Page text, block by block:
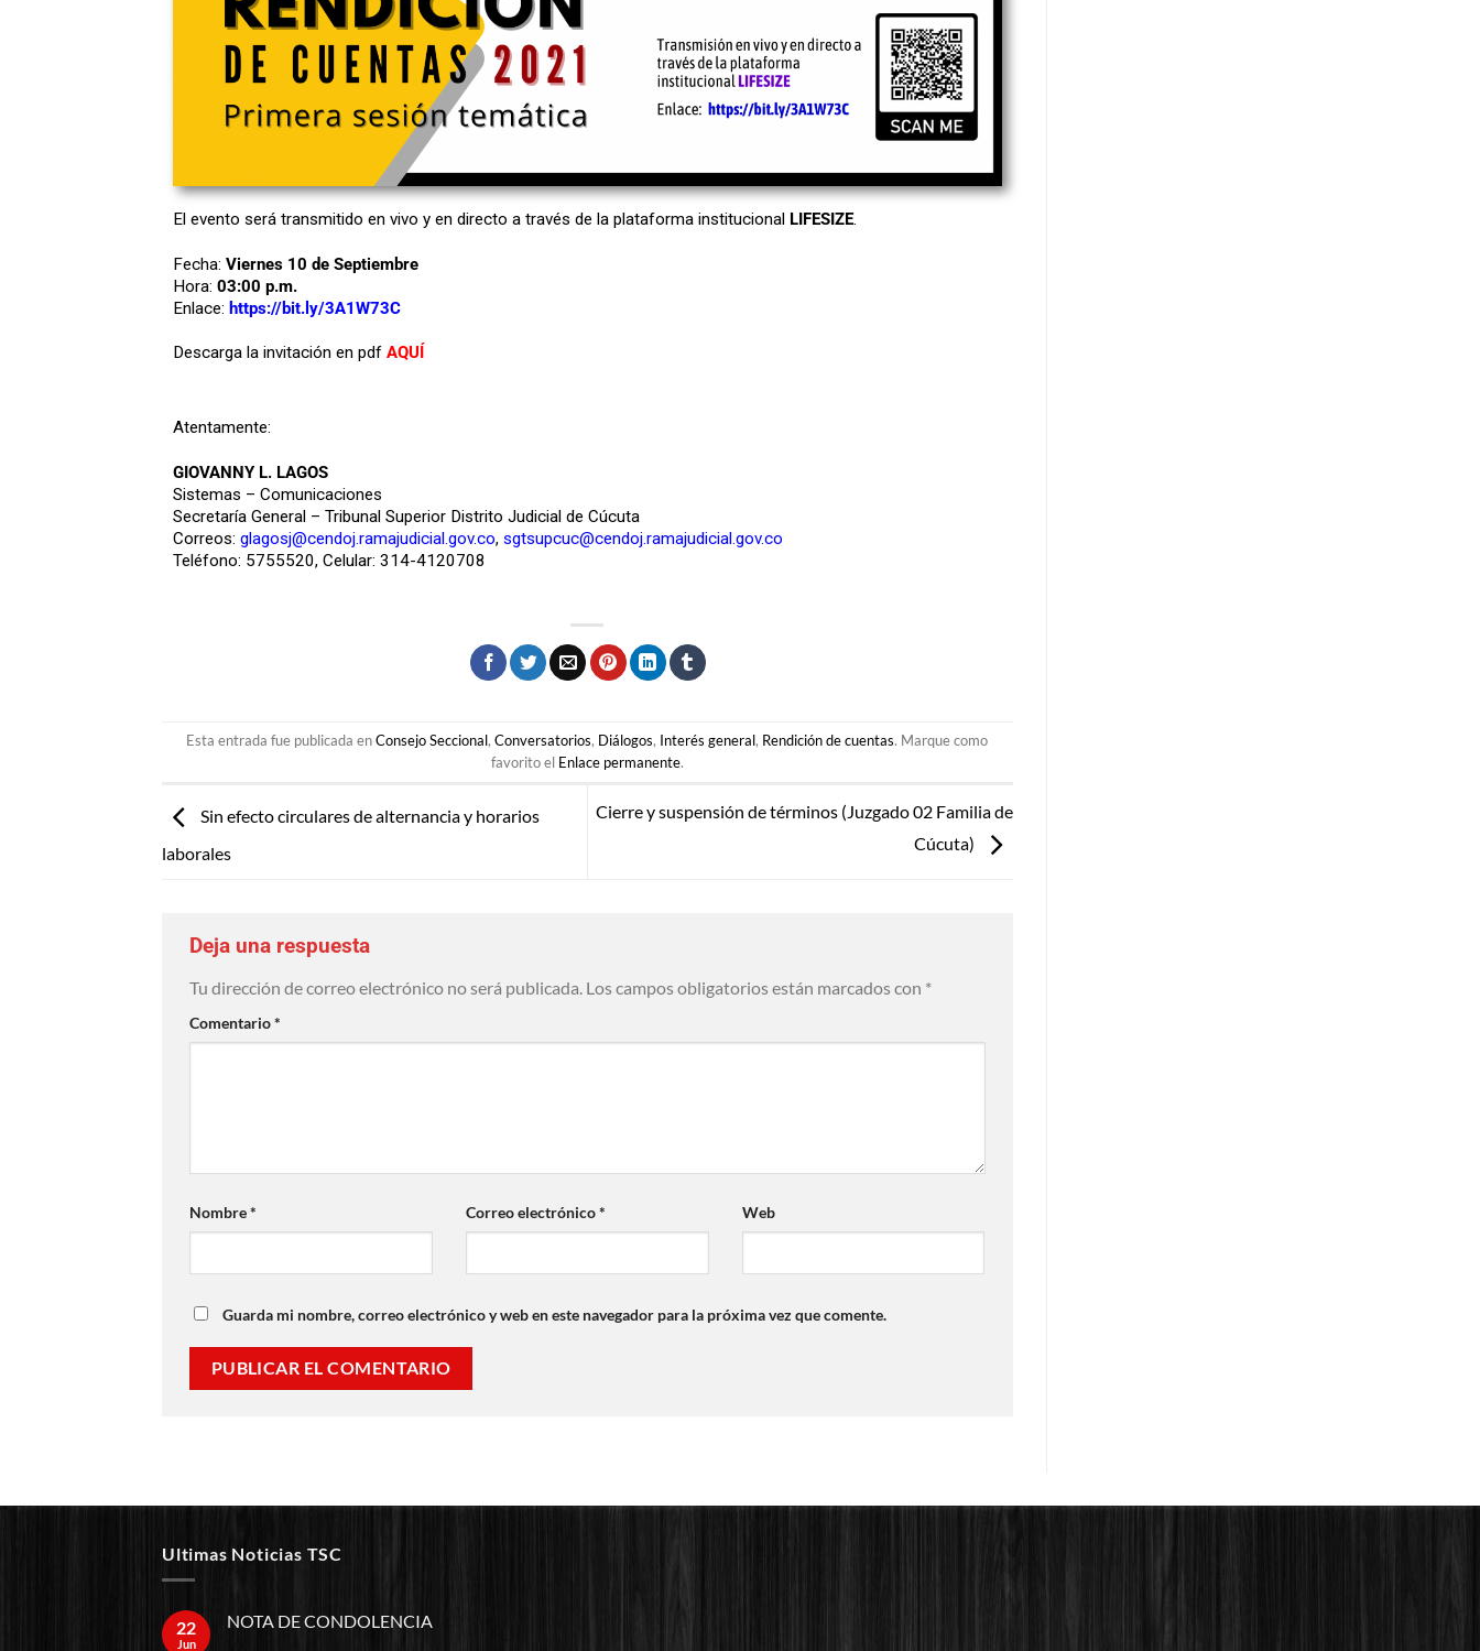
El evento será transmitido en vivo y en directo a través de la plataforma institucional LIFESIZE.
Fecha: Viernes 10 de Septiembre
Hora: 03:00 p.m.
Enlace: https://bit.ly/3A1W73C
Descarga la invitación en pdf AQUÍ
Atentamente:
GIOVANNY L. LAGOS
Sistemas – Comunicaciones
Secretaría General – Tribunal Superior Distrito Judicial de Cúcuta
Correos: glagosj@cendoj.ramajudicial.gov.co, sgtsupcuc@cendoj.ramajudicial.gov.co
Teléfono: 5755520, Celular: 314-4120708
Esta entrada fue publicada enConsejo Seccional,Conversatorios, Diálogos, Interés general, Rendición de cuentas. Marque como
favorito el Enlace permanente.
Sin efecto circulares de alternancia y horarios
laborales
Cierre y suspensión de términos (Juzgado 02 Familia de
Cúcuta)
Deja una respuesta
Tu dirección de correo electrónico no será publicada. Los campos obligatorios están marcados con *
Comentario*
Nombre* Correo electrónico* Web
Guarda mi nombre, correo electrónico y web en este navegador para la próxima vez que comente.
Ultimas Noticias TSC
22
Jun
NOTA DE CONDOLENCIA